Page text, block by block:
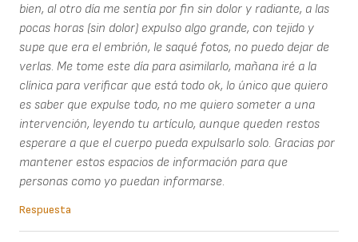
bien, al otro día me sentía por fin sin dolor y radiante, a las
pocas horas (sin dolor) expulso algo grande, con tejido y
supe que era el embrión, le saqué fotos, no puedo dejar de
verlas. Me tome este día para asimilarlo, mañana iré a la
clínica para verificar que está todo ok, lo único que quiero
es saber que expulse todo, no me quiero someter a una
intervención, leyendo tu artículo, aunque queden restos
esperare a que el cuerpo pueda expulsarlo solo. Gracias por
mantener estos espacios de información para que
personas como yo puedan informarse.
Respuesta